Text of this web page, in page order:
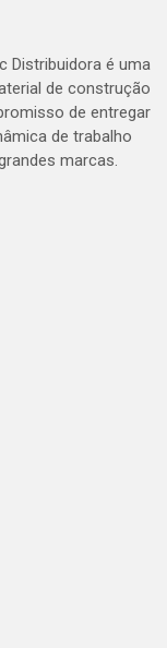
Distribuidora é uma
de construção
de entregar
de trabalho
marcas.